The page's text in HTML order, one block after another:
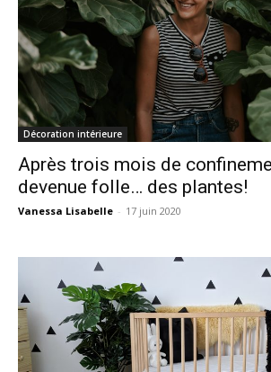
Décoration intérieure
Après trois mois de
devenue folle… des plantes!
Vanessa Lisabelle - 17 juin 2020